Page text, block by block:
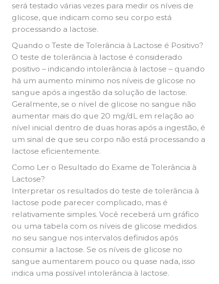
será testado várias vezes para medir os níveis de
glicose, que indicam como seu corpo está
processando a lactose.
Quando o Teste de Tolerância à Lactose é Positivo?
O teste de tolerância à lactose é considerado
positivo – indicando intolerância à lactose – quando
há um aumento mínimo nos níveis de glicose no
sangue após a ingestão da solução de lactose.
Geralmente, se o nível de glicose no sangue não
aumentar mais do que 20 mg/dL em relação ao
nível inicial dentro de duas horas após a ingestão, é
um sinal de que seu corpo não está processando a
lactose eficientemente.
Como Ler o Resultado do Exame de Tolerância à
Lactose?
Interpretar os resultados do teste de tolerância à
lactose pode parecer complicado, mas é
relativamente simples. Você receberá um gráfico
ou uma tabela com os níveis de glicose medidos
no seu sangue nos intervalos definidos após
consumir a lactose. Se os níveis de glicose no
sangue aumentarem pouco ou quase nada, isso
indica uma possível intolerância à lactose.